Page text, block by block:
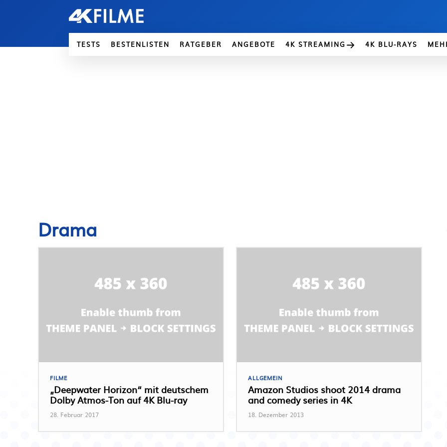
TESTS BESTENLISTEN RATGEBER ANGEBOTE 4K STREAMING 4K BLU-RAYS
Drama
FILME
„Deepwater Horizon“ mit deutschem
Dolby Atmos-Ton auf 4K Blu-ray
28. Februar 2017
ALLGEMEIN
Amazon Studios shoot 2014 drama
and comedy series in 4K
18. Dezember 2013